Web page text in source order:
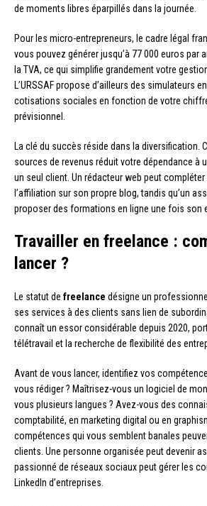
de moments libres éparpillés dans la journée.
Pour les micro-entrepreneurs, le cadre légal
vous pouvez générer jusqu’à 77 000 euros par
la TVA, ce qui simplifie grandement votre
L’URSSAF propose d’ailleurs des simulateurs
cotisations sociales en fonction de votre
prévisionnel.
La clé du succès réside dans la diversification.
sources de revenus réduit votre dépendance à
un seul client. Un rédacteur web peut
l’affiliation sur son propre blog, tandis qu’un
proposer des formations en ligne une fois son
Travailler en freelance :
lancer ?
Le statut de freelance désigne un
ses services à des clients sans lien de
connaît un essor considérable depuis 2020,
télétravail et la recherche de flexibilité des
Avant de vous lancer, identifiez vos
vous rédiger ? Maîtrisez-vous un logiciel de
vous plusieurs langues ? Avez-vous des
comptabilité, en marketing digital ou en
compétences qui vous semblent banales
clients. Une personne organisée peut devenir
passionné de réseaux sociaux peut gérer les
LinkedIn d’entreprises.